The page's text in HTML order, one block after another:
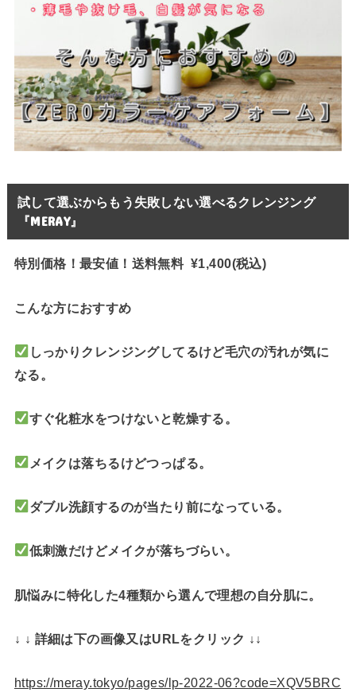
試して選ぶからもう失敗しない選べるクレンジング
『MERAY』
特別価格！最安値！送料無料 ¥1,400(税込)
こんな方におすすめ
しっかりクレンジングしてるけど毛穴の汚れが気に
なる。
すぐ化粧水をつけないと乾燥する。
メイクは落ちるけどつっぱる。
ダブル洗顔するのが当たり前になっている。
低刺激だけどメイクが落ちづらい。
肌悩みに特化した4種類から選んで理想の自分肌に。
↓ ↓ 詳細は下の画像又はURLをクリック ↓↓
https://meray.tokyo/pages/lp-2022-06?code=XQV5BRC